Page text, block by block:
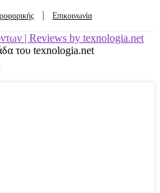
Επικοινωνία
του texnologia.net